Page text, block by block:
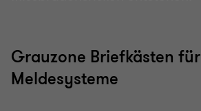
Grauzone Briefkästen für
Meldesysteme